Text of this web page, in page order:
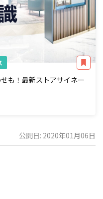
も！最新ストアサイネー
公開日: 2020年01月06日